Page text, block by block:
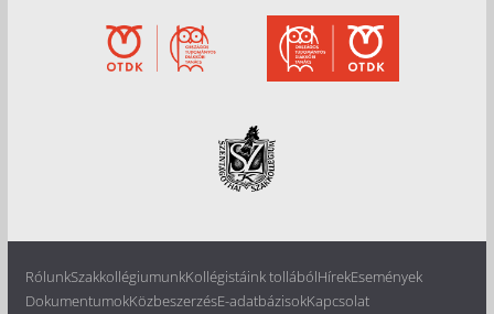
RólunkSzakkollégiumunkKollégistáink tollábólHírekEsemények
DokumentumokKözbeszerzésE-adatbázisokKapcsolat